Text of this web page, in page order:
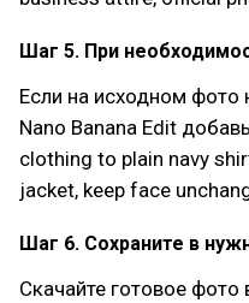
Шаг 5. При
Если на исходном
Nano Banana Edit
clothing to plain navy
jacket, keep face
Шаг 6. Сохраните в
Скачайте готовое